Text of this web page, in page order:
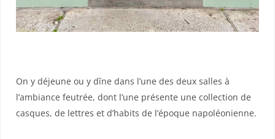
On y déjeune ou y dîne dans l’une des deux salles à
l’ambiance feutrée, dont l’une présente une collection de
casques, de lettres et d’habits de l’époque napoléonienne.